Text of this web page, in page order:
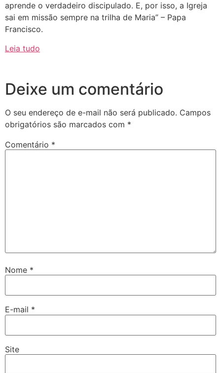
aprende o verdadeiro discipulado. E, por isso, a Igreja
sai em missão sempre na trilha de Maria” – Papa
Francisco.
Leia tudo
Deixe um comentário
O seu endereço de e-mail não será publicado. Campos
obrigatórios são marcados com *
Comentário *
Nome *
E-mail *
Site